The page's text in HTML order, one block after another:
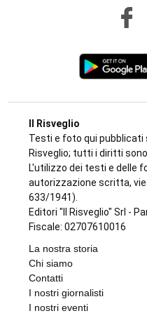
CRONACA
Rivarossa
Alessandra Degl'Innocenti